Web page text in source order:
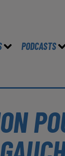
PODCASTS